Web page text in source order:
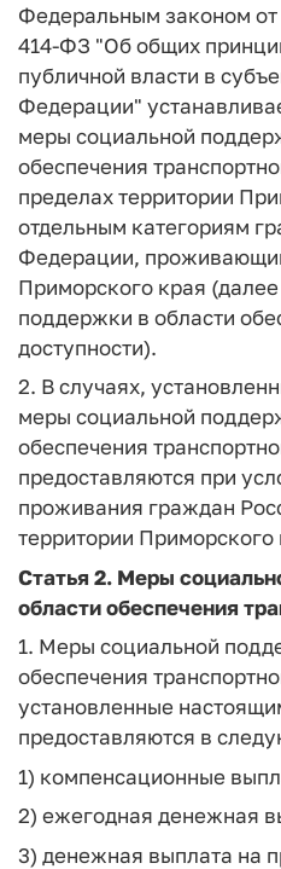
Федеральным законом от
414-ФЗ "Об общих
публичной власти в
Федерации"
меры социальной
обеспечения
пределах территории
отдельным категориям
Федерации,
Приморского края
поддержки в области
доступности).
2. В случаях,
меры социальной
обеспечения
предоставляются при
проживания граждан
территории Приморского
Статья 2. Меры
области обеспечения
1. Меры социальной
обеспечения
установленные
предоставляются в
1) компенсационные
2) ежегодная денежная
3) денежная выплата на